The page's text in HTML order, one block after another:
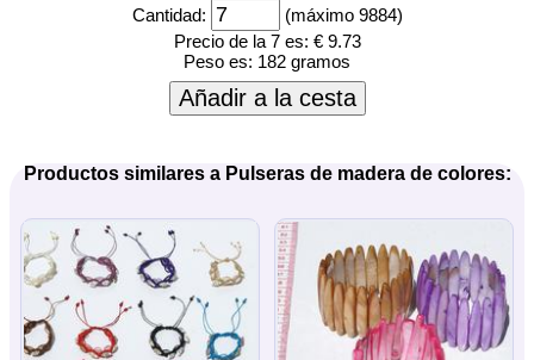
Cantidad:
(máximo 9884)
Precio de la 7 es: € 9.73
Peso es: 182 gramos
Añadir a la cesta
Productos similares a Pulseras de madera de colores: